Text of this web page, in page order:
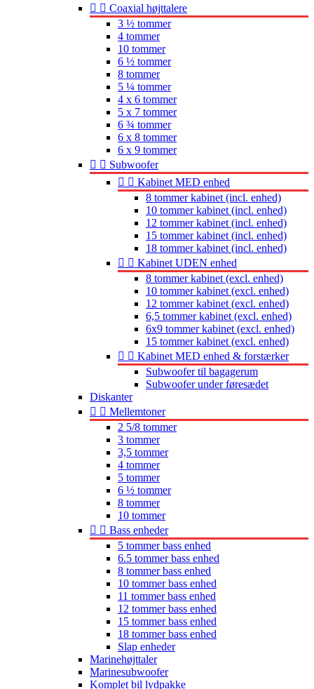
  Coaxial højttalere
3 ½ tommer
4 tommer
10 tommer
6 ½ tommer
8 tommer
5 ¼ tommer
4 x 6 tommer
5 x 7 tommer
6 ¾ tommer
6 x 8 tommer
6 x 9 tommer
  Subwoofer
  Kabinet MED enhed
8 tommer kabinet (incl. enhed)
10 tommer kabinet (incl. enhed)
12 tommer kabinet (incl. enhed)
15 tommer kabinet (incl. enhed)
18 tommer kabinet (incl. enhed)
  Kabinet UDEN enhed
8 tommer kabinet (excl. enhed)
10 tommer kabinet (excl. enhed)
12 tommer kabinet (excl. enhed)
6,5 tommer kabinet (excl. enhed)
6x9 tommer kabinet (excl. enhed)
15 tommer kabinet (excl. enhed)
  Kabinet MED enhed & forstærker
Subwoofer til bagagerum
Subwoofer under føresædet
Diskanter
  Mellemtoner
2 5/8 tommer
3 tommer
3,5 tommer
4 tommer
5 tommer
6 ½ tommer
8 tommer
10 tommer
  Bass enheder
5 tommer bass enhed
6.5 tommer bass enhed
8 tommer bass enhed
10 tommer bass enhed
11 tommer bass enhed
12 tommer bass enhed
15 tommer bass enhed
18 tommer bass enhed
Slap enheder
Marinehøjttaler
Marinesubwoofer
Komplet bil lydpakke